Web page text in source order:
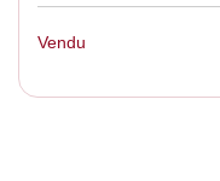
Vendu